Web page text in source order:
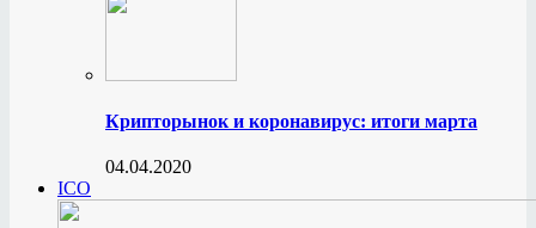
Крипторынок и коронавирус: итоги марта
04.04.2020
ICO